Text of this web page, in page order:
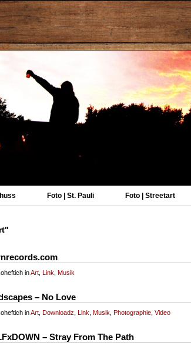
Foto | St. Pauli Foto | Streetart
inArt Link Musik
– No Love
inArt Downloadz Link Musik Photographie Video
– Stray From The Path